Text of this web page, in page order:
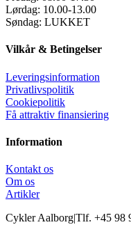
Lørdag: 10.00-13.00
Søndag: LUKKET
Vilkår & Betingelser
Leveringsinformation
Privatlivspolitik
Cookiepolitik
Få attraktiv finansiering
Information
Kontakt os
Om os
Artikler
Cykler Aalborg|Tlf. +45 98